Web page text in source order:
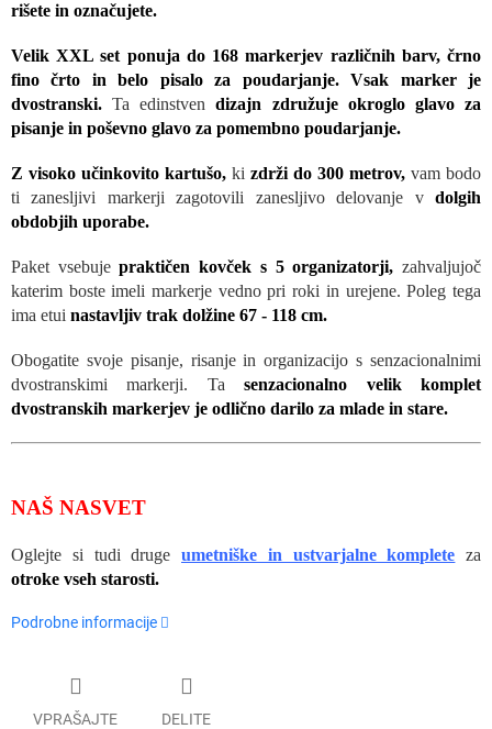
rišete in označujete.
Velik XXL set ponuja do 168 markerjev različnih barv, črno
fino črto in belo pisalo za poudarjanje. Vsak marker je
dvostranski. Ta edinstvendizajn združuje okroglo glavo za
pisanje in poševno glavo za pomembno poudarjanje.
Z visoko učinkovito kartušo, ki zdrži do 300 metrov, vam bodo
ti zanesljivi markerji zagotovili zanesljivo delovanje v dolgih
obdobjih uporabe.
Paket vsebujepraktičen kovček s 5 organizatorji, zahvaljujoč
katerim boste imeli markerje vedno pri roki in urejene. Poleg tega
ima etui nastavljiv trak dolžine 67 - 118 cm.
Obogatite svoje pisanje, risanje in organizacijo s senzacionalnimi
dvostranskimi markerji. Tasenzacionalno velik komplet
dvostranskih markerjev je odlično darilo za mlade in stare.
NAŠ NASVET
Oglejte si tudi druge umetniške in ustvarjalne komplete za
otroke vseh starosti.
Podrobne informacije
VPRAŠAJTE DELITE